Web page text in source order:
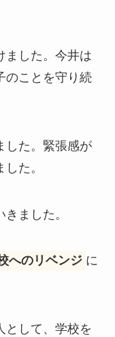
ました。今井は
のことを守り続
した。緊張感が
た。
ました。
へのリベンジ に
として、学校を